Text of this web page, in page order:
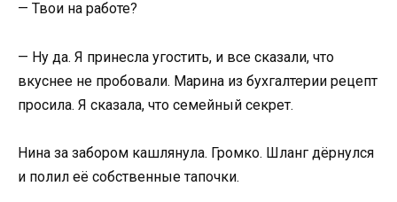
— Твои на работе?
— Ну да. Я принесла угостить, и все сказали, что
вкуснее не пробовали. Марина из бухгалтерии рецепт
просила. Я сказала, что семейный секрет.
Нина за забором кашлянула. Громко. Шланг дёрнулся
и полил её собственные тапочки.